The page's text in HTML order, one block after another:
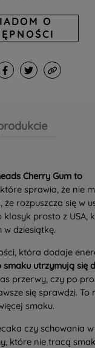
O
Cherry Gum to
sprawia, że nie
rozpuszcza się w
prosto z USA,
w dziesiątkę.
która dodaje
utrzymują się
przerwy, czy po
się sprawdzi. To
smaku.
czy schowania
które nie tracą